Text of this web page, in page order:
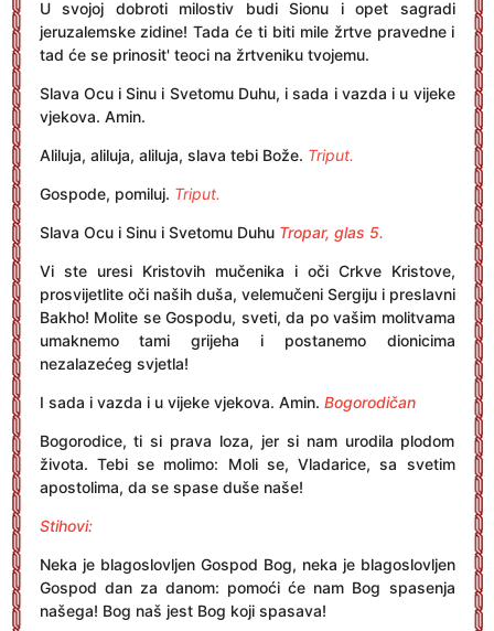
U svojoj dobroti milostiv budi Sionu i opet sagradi
jeruzalemske zidine! Tada će ti biti mile žrtve pravedne i
tad će se prinosit' teoci na žrtveniku tvojemu.
Slava Ocu i Sinu i Svetomu Duhu, i sada i vazda i u vijeke
vjekova. Amin.
Aliluja, aliluja, aliluja, slava tebi Bože. Triput.
Gospode, pomiluj. Triput.
Slava Ocu i Sinu i Svetomu Duhu Tropar, glas 5.
Vi ste uresi Kristovih mučenika i oči Crkve Kristove,
prosvijetlite oči naših duša, velemučeni Sergiju i preslavni
Bakho! Molite se Gospodu, sveti, da po vašim molitvama
umaknemo tami grijeha i postanemo dionicima
nezalazećeg svjetla!
I sada i vazda i u vijeke vjekova. Amin. Bogorodičan
Bogorodice, ti si prava loza, jer si nam urodila plodom
života. Tebi se molimo: Moli se, Vladarice, sa svetim
apostolima, da se spase duše naše!
Stihovi:
Neka je blagoslovljen Gospod Bog, neka je blagoslovljen
Gospod dan za danom: pomoći će nam Bog spasenja
našega! Bog naš jest Bog koji spasava!